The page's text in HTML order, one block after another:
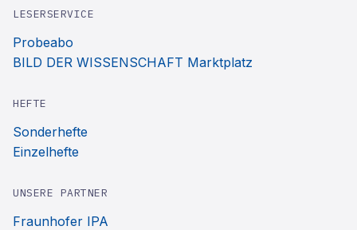
LESERSERVICE
Probeabo
BILD DER WISSENSCHAFT Marktplatz
HEFTE
Sonderhefte
Einzelhefte
UNSERE PARTNER
Fraunhofer IPA